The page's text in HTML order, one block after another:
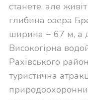
станете, але
глибина озера
ширина − 67 м, а
Високогірна
Рахівського
туристична